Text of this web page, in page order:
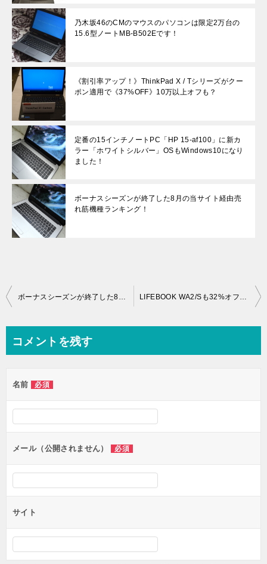
乃木坂46のCMのマウスのパソコンは限定2万台の
15.6型ノートMB-B502Eです！
《割引率アップ！》ThinkPad X / Tシリーズがクー
ポン適用で《37%OFF》10万以上オフも？
定番の15インチノートPC「HP 15-af100」に新カ
ラー「ホワイトシルバー」OSもWindows10になり
ました！
ボーナスシーズンが終了した8月の当サイト経由売
れ筋機種ランキング！
投
ビ
ー
シ
ン
ボーナスシーズンが終了した8月の当サイト経由売れ筋機種ランキング！ LIFEBOOK WA2/Sも32%オフで購入できる富士通WEB MARTの在庫一掃セール！
コメントを残す
名前 必須
メール（公開されません） 必須
サイト